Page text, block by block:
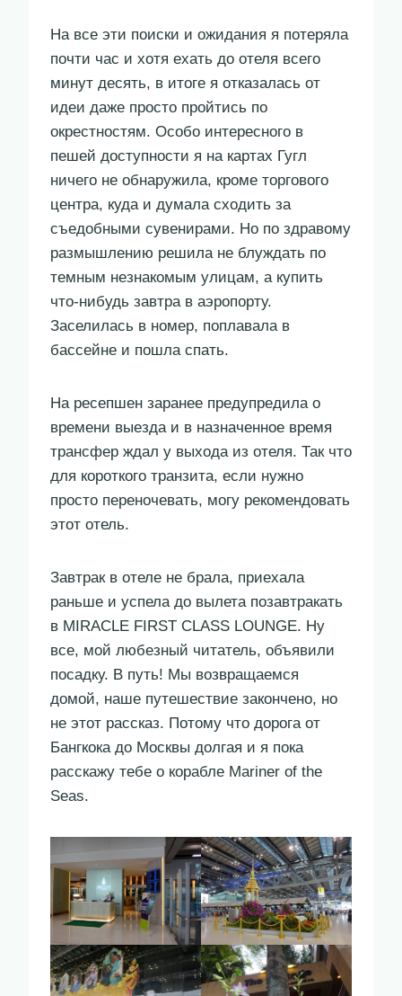
На все эти поиски и ожидания я потеряла
почти час и хотя ехать до отеля всего
минут десять, в итоге я отказалась от
идеи даже просто пройтись по
окрестностям. Особо интересного в
пешей доступности я на картах Гугл
ничего не обнаружила, кроме торгового
центра, куда и думала сходить за
съедобными сувенирами. Но по здравому
размышлению решила не блуждать по
темным незнакомым улицам, а купить
что-нибудь завтра в аэропорту.
Заселилась в номер, поплавала в
бассейне и пошла спать.
На ресепшен заранее предупредила о
времени выезда и в назначенное время
трансфер ждал у выхода из отеля. Так что
для короткого транзита, если нужно
просто переночевать, могу рекомендовать
этот отель.
Завтрак в отеле не брала, приехала
раньше и успела до вылета позавтракать
в MIRACLE FIRST CLASS LOUNGE. Ну
все, мой любезный читатель, объявили
посадку. В путь! Мы возвращаемся
домой, наше путешествие закончено, но
не этот рассказ. Потому что дорога от
Бангкока до Москвы долгая и я пока
расскажу тебе о корабле Mariner of the
Seas.